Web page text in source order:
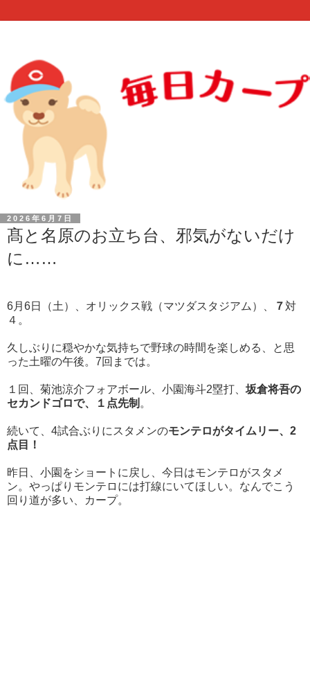
2026年6月7日
髙と名原のお立ち台、邪気がないだけ
に……
6月6日（土）、オリックス戦（マツダスタジアム）、 ７ 対
４。
久しぶりに穏やかな気持ちで野球の時間を楽しめる、と思
った土曜の午後。7回までは。
１回、菊池涼介フォアボール、小園海斗2塁打、 坂倉将吾の
セカンドゴロで、１点先制 。
続いて、4試合ぶりにスタメンのモンテロがタイムリー、2
点目！
昨日、小園をショートに戻し、今日はモンテロがスタメ
ン。やっぱりモンテロには打線にいてほしい。なんでこう
回り道が多い、カープ。